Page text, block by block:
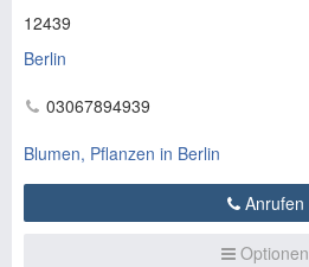
12439
Berlin
03067894939
Blumen, Pflanzen in Berlin
Anrufen
Optionen